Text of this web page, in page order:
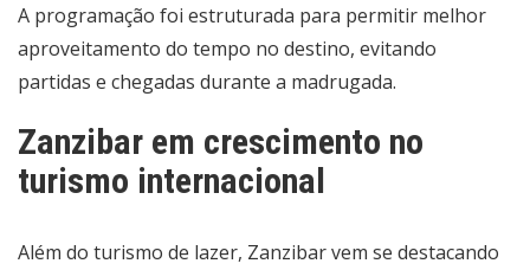
A programação foi estruturada para permitir melhor
aproveitamento do tempo no destino, evitando
partidas e chegadas durante a madrugada.
Zanzibar em crescimento no
turismo internacional
Além do turismo de lazer, Zanzibar vem se destacando